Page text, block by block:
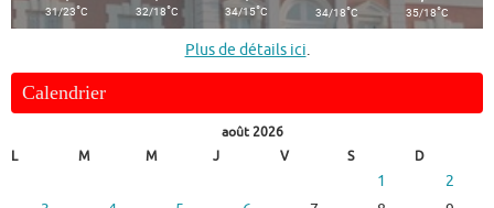
31/23°C 32/18°C 34/15°C 34/18°C 35/18°C
Plus de détails ici.
Calendrier
août 2026
L
M M J V S D
1
2